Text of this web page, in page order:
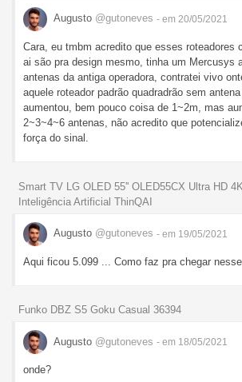
Augusto @gutoneves - em 20/05/2021
Cara, eu tmbm acredito que esses roteadores
ai são pra design mesmo, tinha um Mercusys
antenas da antiga operadora, contratei vivo
aquele roteador padrão quadradrão sem
aumentou, bem pouco coisa de 1~2m, mas
2~3~4~6 antenas, não acredito que
força do sinal.
Smart TV LG OLED 55'' OLED55CX Ultra HD
Inteligência Artificial ThinQAI
Augusto @gutoneves - em 19/05/2021
Aqui ficou 5.099 ... Como faz pra chegar
Funko DBZ S5 Goku Casual 36394
Augusto @gutoneves - em 18/05/2021
onde?